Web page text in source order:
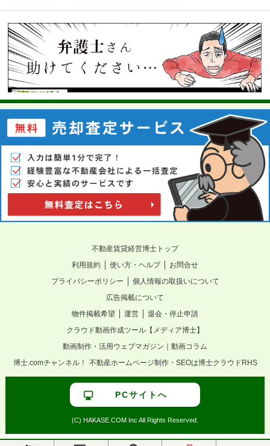
不動産賃貸経営博士トップ
利用規約 ｜ 使い方・ヘルプ｜ お問合せ
プライバシーポリシー ｜ 個人情報の取扱いについて
広告掲載について
物件掲載希望 ｜ 運営 ｜ 退会・停止申請
クラウド動画作成ツール【メディア博士】
動画制作・活用ウェブマガジン｜動画コラム
博士.comチャンネル！
不動産ホームページ制作・SEOは博士クラウドRHS
PCサイトへ
(C) HAKASE.COM Inc All Rights Reserved.